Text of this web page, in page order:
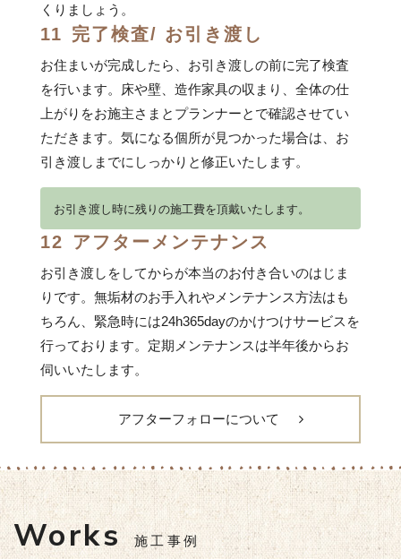
くりましょう。
11 完了検査/ お引き渡し
お住まいが完成したら、お引き渡しの前に完了検査
を行います。床や壁、造作家具の収まり、全体の仕
上がりをお施主さまとプランナーとで確認させてい
ただきます。気になる個所が見つかった場合は、お
引き渡しまでにしっかりと修正いたします。
お引き渡し時に残りの施工費を頂戴いたします。
12 アフターメンテナンス
お引き渡しをしてからが本当のお付き合いのはじま
りです。無垢材のお手入れやメンテナンス方法はも
ちろん、緊急時には24h365dayのかけつけサービスを
行っております。定期メンテナンスは半年後からお
伺いいたします。
アフターフォローについて
Works 施工事例